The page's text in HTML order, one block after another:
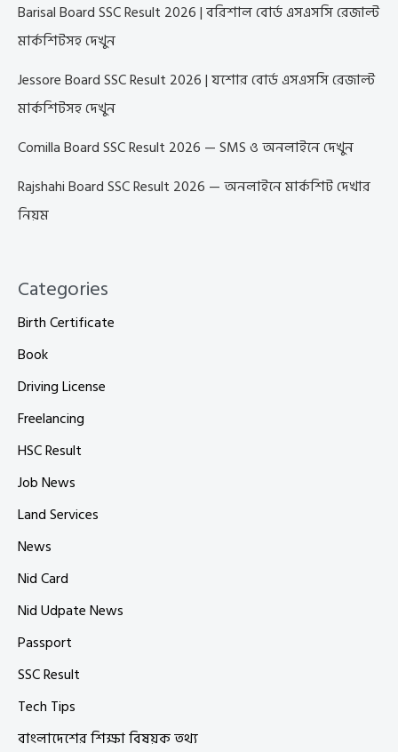
Barisal Board SSC Result 2026 | বরিশাল বোর্ড এসএসসি রেজাল্ট
মার্কশিটসহ দেখুন
Jessore Board SSC Result 2026 | যশোর বোর্ড এসএসসি রেজাল্ট
মার্কশিটসহ দেখুন
Comilla Board SSC Result 2026 — SMS ও অনলাইনে দেখুন
Rajshahi Board SSC Result 2026 — অনলাইনে মার্কশিট দেখার
নিয়ম
Categories
Birth Certificate
Book
Driving License
Freelancing
HSC Result
Job News
Land Services
News
Nid Card
Nid Udpate News
Passport
SSC Result
Tech Tips
বাংলাদেশের শিক্ষা বিষয়ক তথ্য